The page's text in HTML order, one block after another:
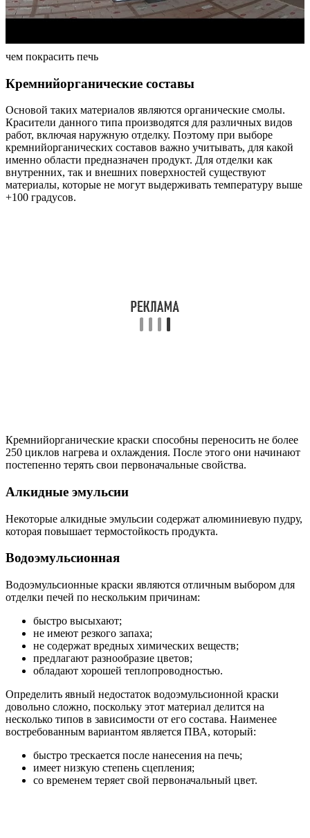
чем покрасить печь
Кремнийорганические составы
Основой таких материалов являются органические смолы.
Красители данного типа производятся для различных видов
работ, включая наружную отделку. Поэтому при выборе
кремнийорганических составов важно учитывать, для какой
именно области предназначен продукт. Для отделки как
внутренних, так и внешних поверхностей существуют
материалы, которые не могут выдерживать температуру выше
+100 градусов.
Кремнийорганические краски способны переносить не более
250 циклов нагрева и охлаждения. После этого они начинают
постепенно терять свои первоначальные свойства.
Алкидные эмульсии
Некоторые алкидные эмульсии содержат алюминиевую пудру,
которая повышает термостойкость продукта.
Водоэмульсионная
Водоэмульсионные краски являются отличным выбором для
отделки печей по нескольким причинам:
быстро высыхают;
не имеют резкого запаха;
не содержат вредных химических веществ;
предлагают разнообразие цветов;
обладают хорошей теплопроводностью.
Определить явный недостаток водоэмульсионной краски
довольно сложно, поскольку этот материал делится на
несколько типов в зависимости от его состава. Наименее
востребованным вариантом является ПВА, который:
быстро трескается после нанесения на печь;
имеет низкую степень сцепления;
со временем теряет свой первоначальный цвет.